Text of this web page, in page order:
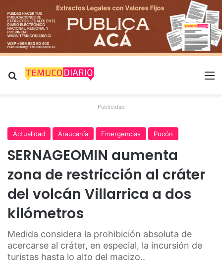
Buscar por
Publicidad
Actualidad Araucanía Emergencias Pucón
SERNAGEOMIN aumenta
zona de restricción al cráter
del volcán Villarrica a dos
kilómetros
Medida considera la prohibición absoluta de
acercarse al cráter, en especial, la incursión de
turistas hasta lo alto del macizo..